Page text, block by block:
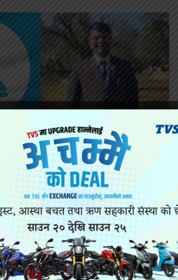
सूचीप्रति जेन–जी अभियन्ता